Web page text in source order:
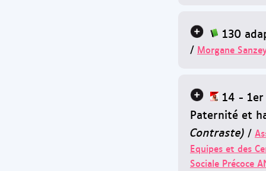
130
/ Morgane
14 -
Paternité et
Contraste) /
Equipes et des
Sociale Précoce